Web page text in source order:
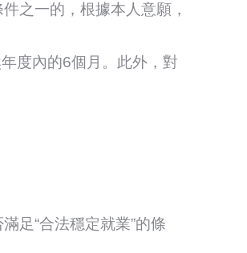
之一的，根據本人意願，
度內的6個月。此外，對
足“合法穩定就業”的條